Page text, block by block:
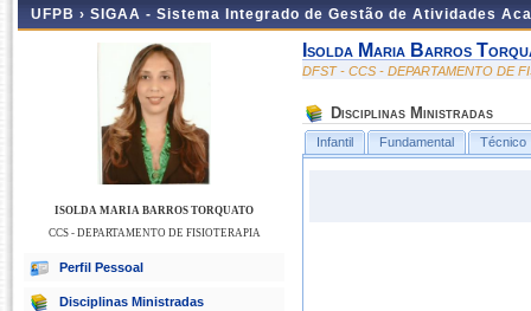
UFPB › SIGAA - Sistema Integrado de Gestão de Atividades
ISOLDA MARIA BARROS TORQUATO
CCS - DEPARTAMENTO DE FISIOTERAPIA
Perfil Pessoal
Disciplinas Ministradas
Isolda Maria Barros
DFST - CCS - DEPARTAMENTO DE
Disciplinas Ministradas
Infantil Fundamental Técnico